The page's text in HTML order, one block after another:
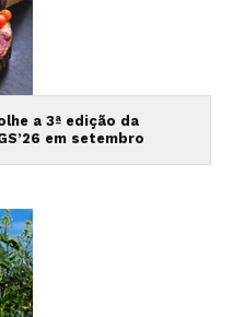
a 3ª edição da
em setembro